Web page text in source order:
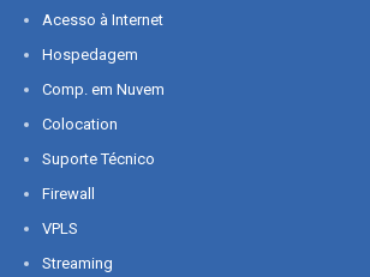
Acesso à Internet
Hospedagem
Comp. em Nuvem
Colocation
Suporte Técnico
Firewall
VPLS
Streaming